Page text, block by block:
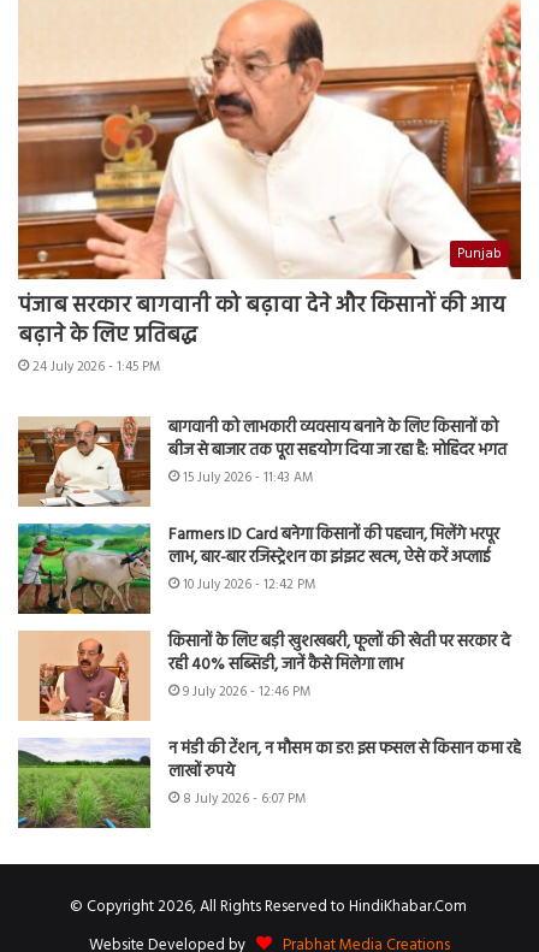
Punjab
पंजाब सरकार बागवानी को बढ़ावा देने और किसानों की आय
बढ़ाने के लिए प्रतिबद्ध
24 July 2026 - 1:45 PM
बागवानी को लाभकारी व्यवसाय बनाने के लिए किसानों को
बीज से बाजार तक पूरा सहयोग दिया जा रहा है: मोहिंदर भगत
15 July 2026 - 11:43 AM
Farmers ID Card बनेगा किसानों की पहचान, मिलेंगे भरपूर
लाभ, बार-बार रजिस्ट्रेशन का झंझट खत्म, ऐसे करें अप्लाई
10 July 2026 - 12:42 PM
किसानों के लिए बड़ी खुशखबरी, फूलों की खेती पर सरकार दे
रही 40% सब्सिडी, जानें कैसे मिलेगा लाभ
9 July 2026 - 12:46 PM
न मंडी की टेंशन, न मौसम का डर! इस फसल से किसान कमा रहे
लाखों रुपये
8 July 2026 - 6:07 PM
© Copyright 2026, All Rights Reserved to HindiKhabar.Com
Website Developed by
Prabhat Media Creations